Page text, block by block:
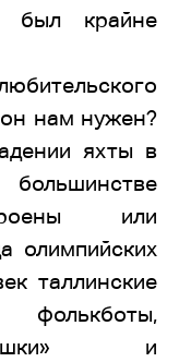
был крайне
он нам нужен?
яхты в
или
олимпийских
таллинские
и